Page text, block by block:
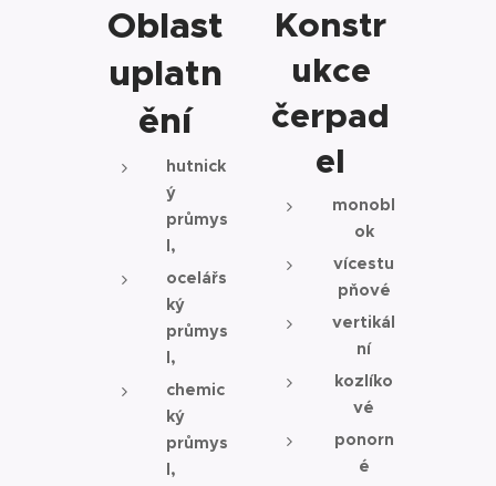
Oblast
uplatn
ění
hutnick
ý
průmys
l,
ocelářs
ký
průmys
l,
chemic
ký
průmys
l,
Konstr
ukce
čerpad
el
monobl
ok
vícestu
pňové
vertikál
ní
kozlíko
vé
ponorn
é